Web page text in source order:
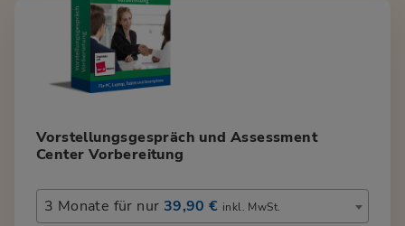
Vorstellungsgespräch und Assessment
Center Vorbereitung
3 Monate für nur 39,90 € inkl. MwSt.